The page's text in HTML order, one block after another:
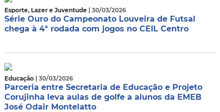
Esporte, Lazer e Juventude | 30/03/2026
Série Ouro do Campeonato Louveira de Futsal
chega à 4ª rodada com jogos no CEIL Centro
Educação | 30/03/2026
Parceria entre Secretaria de Educação e Projeto
Corujinha leva aulas de golfe a alunos da EMEB
José Odair Montelatto